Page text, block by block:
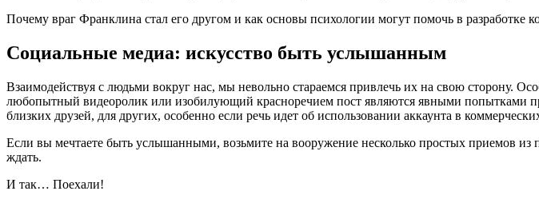
Почему враг Франклина стал его другом и как основы психологии могут помочь в разработке
Социальные медиа: искусство быть услышанным
Взаимодействуя с людьми вокруг нас, мы невольно стараемся привлечь их на свою сторону.
любопытный видеоролик или изобилующий красноречием пост являются явными попытками
близких друзей, для других, особенно если речь идет об использовании аккаунта в
Если вы мечтаете быть услышанными, возьмите на вооружение несколько простых приемов из
ждать.
И так… Поехали!